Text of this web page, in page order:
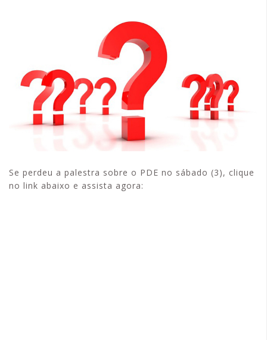
Se perdeu a palestra sobre o PDE no sábado (3), clique
no link abaixo e assista agora: